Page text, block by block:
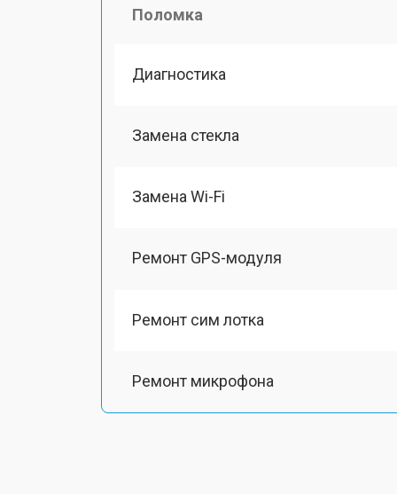
Поломка
Диагностика
Замена стекла
Замена Wi-Fi
Ремонт GPS-модуля
Ремонт сим лотка
Ремонт микрофона